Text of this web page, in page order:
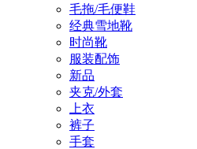
毛拖/毛便鞋
经典雪地靴
时尚靴
服装配饰
新品
夹克/外套
上衣
裤子
手套